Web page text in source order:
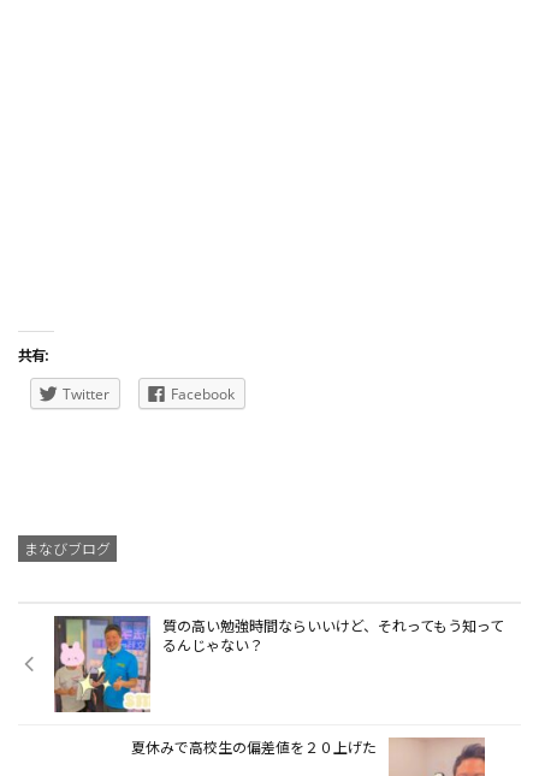
共有:
Twitter
Facebook
まなびブログ
質の高い勉強時間ならいいけど、それってもう知って
るんじゃない？
夏休みで高校生の偏差値を２０上げた